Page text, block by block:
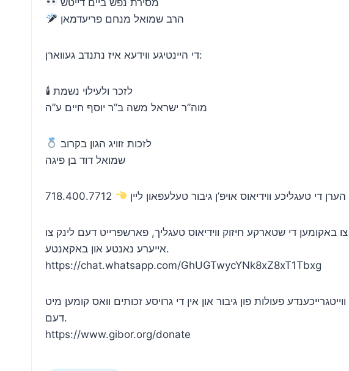
הרב שמואל מנחם פריעדמאן
די היינטיגע ווידעא איז נתנדב געווארן:
🕯 לזכר ולעילוי נשמת
מוה”ר ישראל משה ב”ר יוסף חיים ע”ה
לזכות זוויג הגון בקרוב
שמואל דוד בן פיגה
די טעגליכע ווידיאוס אויפ’ן גיבור טעלעפאון ליין
באקומען די שטארקע חיזוק ווידיאוס טעגליך, פארשפרייט דעם לינק צו
אייערע נאנטע און באקאנטע.
https://chat.whatsapp.com/GhUGTwycYNk8xZ8xT1Tbxg
פעולות פון גיבור און אין די גרויסע זכותים וואס קומען מיט
דעם.
https://www.gibor.org/donate